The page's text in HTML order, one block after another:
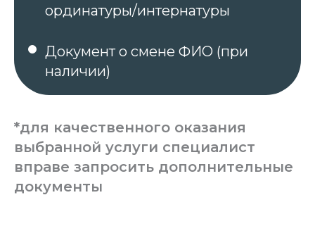
ординатуры/интернатуры
Документ о смене ФИО (при
наличии)
*для качественного оказания
выбранной услуги специалист
вправе запросить дополнительные
документы